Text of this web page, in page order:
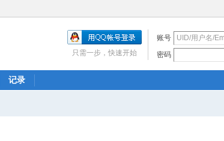
账号
密码
只需一步，快速开始
记录